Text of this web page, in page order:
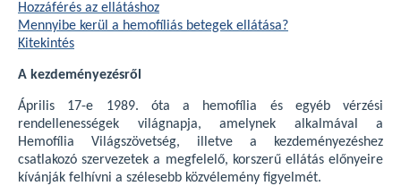
Hozzáférés az ellátáshoz
Mennyibe kerül a hemofíliás betegek ellátása?
Kitekintés
A kezdeményezésről
Április 17-e 1989. óta a hemofília és egyéb vérzési
rendellenességek világnapja, amelynek alkalmával a
Hemofília Világszövetség, illetve a kezdeményezéshez
csatlakozó szervezetek a megfelelő, korszerű ellátás előnyeire
kívánják felhívni a szélesebb közvélemény figyelmét.